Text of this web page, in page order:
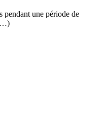
pendant une période de